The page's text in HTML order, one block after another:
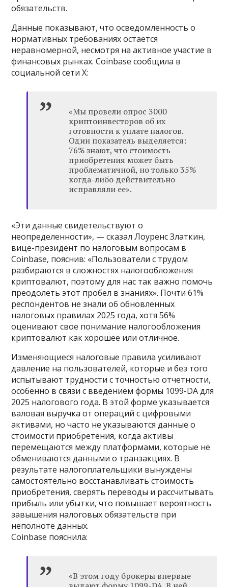
обязательств.
Данные показывают, что осведомленность о
нормативных требованиях остается
неравномерной, несмотря на активное участие в
финансовых рынках. Coinbase сообщила в
социальной сети X:
«Мы провели опрос 3000
криптоинвесторов об их
готовности к уплате налогов.
Один показатель выделяется:
76% знают, что стоимость
приобретения может быть
проблематичной, но только 35%
когда-либо действительно
исправляли ее».
«Эти данные свидетельствуют о
неопределенности», — сказал Лоуренс Златкин,
вице-президент по налоговым вопросам в
Coinbase, пояснив: «Пользователи с трудом
разбираются в сложностях налогообложения
криптовалют, поэтому для нас так важно помочь
преодолеть этот пробел в знаниях». Почти 61%
респондентов не знали об обновленных
налоговых правилах 2025 года, хотя 56%
оценивают свое понимание налогообложения
криптовалют как хорошее или отличное.
Изменяющиеся налоговые правила усиливают
давление на пользователей, которые и без того
испытывают трудности с точностью отчетности,
особенно в связи с введением формы 1099-DA для
2025 налогового года. В этой форме указывается
валовая выручка от операций с цифровыми
активами, но часто не указываются данные о
стоимости приобретения, когда активы
перемещаются между платформами, которые не
обмениваются данными о транзакциях. В
результате налогоплательщики вынуждены
самостоятельно восстанавливать стоимость
приобретения, сверять переводы и рассчитывать
прибыль или убытки, что повышает вероятность
завышения налоговых обязательств при
неполноте данных.
Coinbase пояснила:
«В этом году брокеры впервые